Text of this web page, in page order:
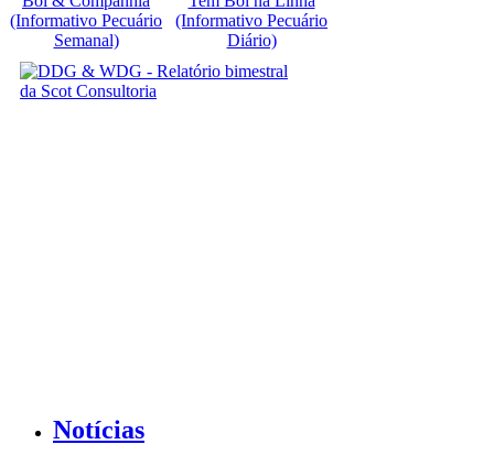
(Informativo Pecuário
Semanal)
(Informativo Pecuário
Diário)
Notícias